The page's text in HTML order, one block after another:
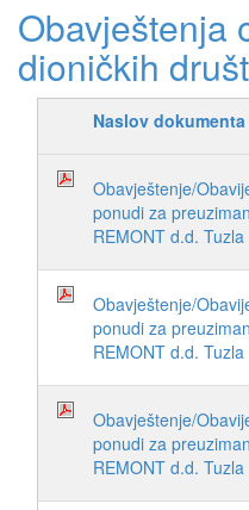
Obavještenja
dioničkih
Naslov dokumenta
Obavještenje/
ponudi za
REMONT d.d. Tuzla
Obavještenje/
ponudi za
REMONT d.d. Tuzla
Obavještenje/
ponudi za
REMONT d.d. Tuzla